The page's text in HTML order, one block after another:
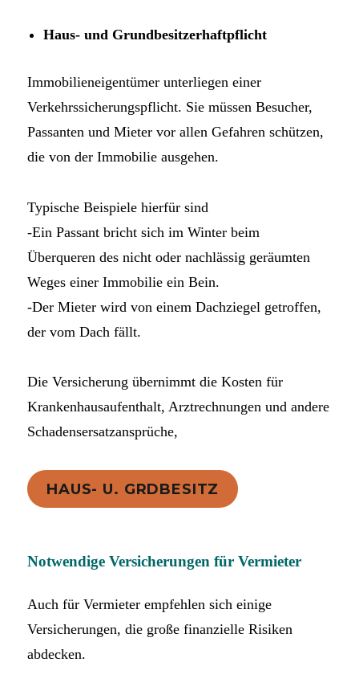
Haus- und Grundbesitzerhaftpflicht
Immobilieneigentümer unterliegen einer
Verkehrssicherungspflicht. Sie müssen Besucher,
Passanten und Mieter vor allen Gefahren schützen,
die von der Immobilie ausgehen.
Typische Beispiele hierfür sind
-Ein Passant bricht sich im Winter beim
Überqueren des nicht oder nachlässig geräumten
Weges einer Immobilie ein Bein.
-Der Mieter wird von einem Dachziegel getroffen,
der vom Dach fällt.
Die Versicherung übernimmt die Kosten für
Krankenhausaufenthalt, Arztrechnungen und andere
Schadensersatzansprüche,
HAUS- U. GRDBESITZ
Notwendige Versicherungen für Vermieter
Auch für Vermieter empfehlen sich einige
Versicherungen, die große finanzielle Risiken
abdecken.